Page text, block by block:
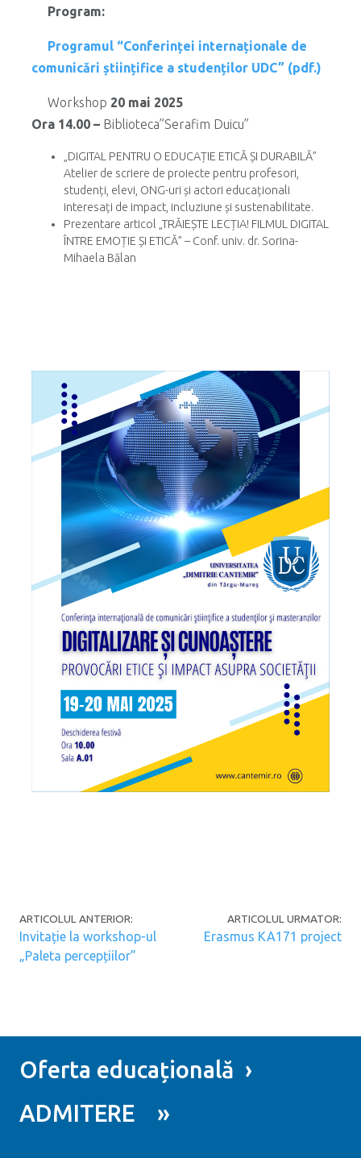
Program:
Programul “Conferinței internaționale de
comunicări științifice a studenților UDC” (pdf.)
Workshop 20 mai 2025
Ora 14.00 – Biblioteca”Serafim Duicu”
„DIGITAL PENTRU O EDUCAȚIE ETICĂ ȘI DURABILĂ”
Atelier de scriere de proiecte pentru profesori,
studenți, elevi, ONG-uri și actori educaționali
interesați de impact, incluziune și sustenabilitate.
Prezentare articol „TRĂIEȘTE LECȚIA! FILMUL DIGITAL
ÎNTRE EMOȚIE ȘI ETICĂ” – Conf. univ. dr. Sorina-
Mihaela Bălan
ARTICOLUL ANTERIOR:
Invitație la workshop-ul
„Paleta percepțiilor”
ARTICOLUL URMATOR:
Erasmus KA171 project
Oferta educațională ›
ADMITERE »